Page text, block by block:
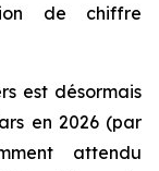
de chiffre
est désormais
en 2026 (par
attendu